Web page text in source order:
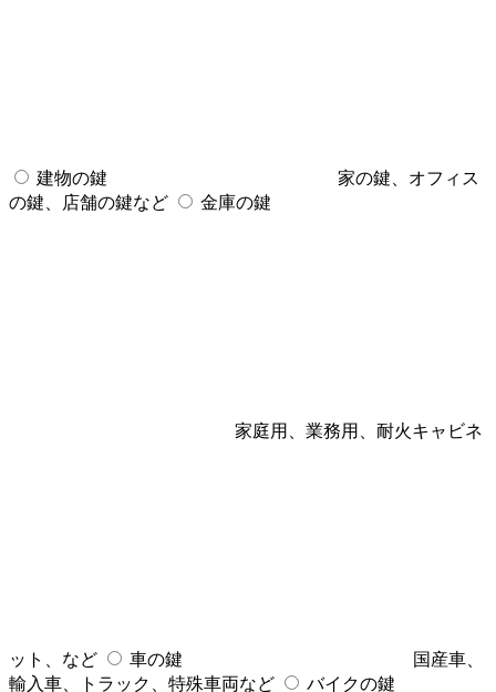
建物の鍵
家の鍵、オフィス
の鍵、店舗の鍵など
金庫の鍵
家庭用、業務用、耐火キャビネ
ット、など 車の鍵
国産車、
輸入車、トラック、特殊車両など
バイクの鍵